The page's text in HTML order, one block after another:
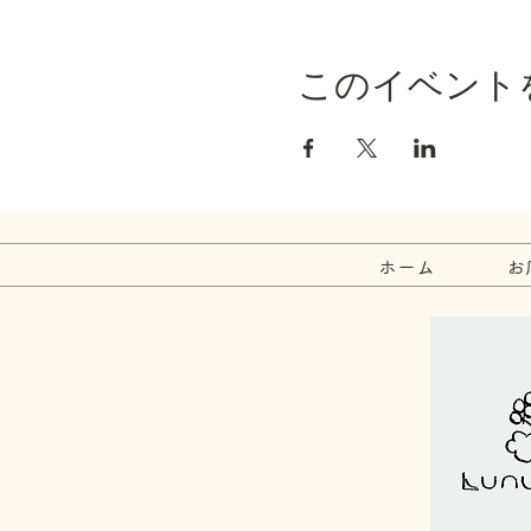
このイベント
ホーム お